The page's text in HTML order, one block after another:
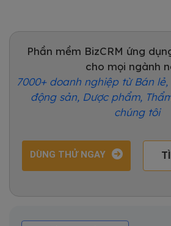
Phần mềm BizCRM ứng
cho mọi ngành
7000+ doanh nghiệp từ Bán
động sản, Dược phẩm,
chúng tôi
DÙNG THỬ NGAY